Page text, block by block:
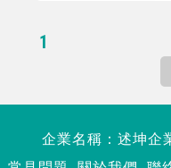
1
企業名稱：述坤企